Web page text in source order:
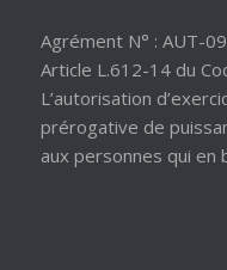
Agrément N° : AUT-
Article L.612-14 du
L’autorisation
prérogative de
aux personnes qui en